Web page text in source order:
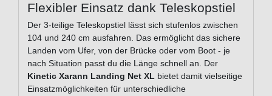
Flexibler Einsatz dank Teleskopstiel
Der 3-teilige Teleskopstiel lässt sich stufenlos zwischen
104 und 240 cm ausfahren. Das ermöglicht das sichere
Landen vom Ufer, von der Brücke oder vom Boot - je
nach Situation passt du die Länge schnell an. Der
Kinetic Xarann Landing Net XL bietet damit vielseitige
Einsatzmöglichkeiten für unterschiedliche